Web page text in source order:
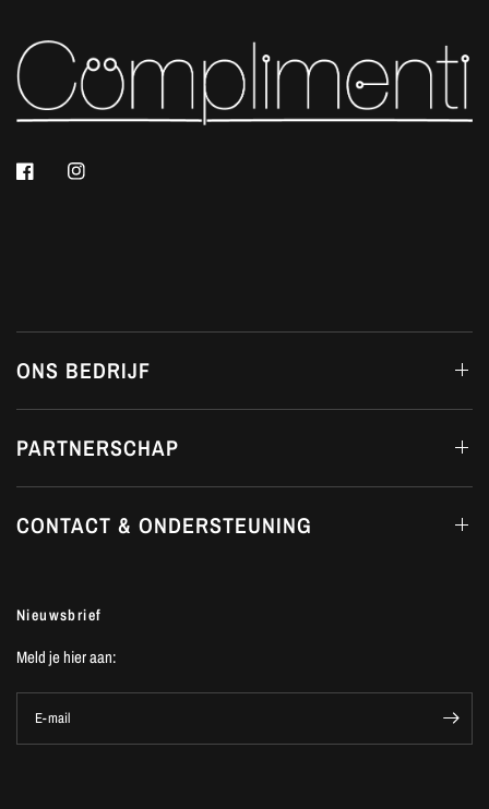
ONS BEDRIJF
PARTNERSCHAP
CONTACT & ONDERSTEUNING
Nieuwsbrief
Meld je hier aan:
E-mail